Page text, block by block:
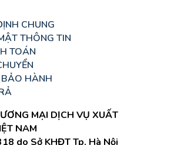
CHUNG
THÔNG TIN
TOÁN
BẢO HÀNH
MẠI DỊCH VỤ XUẤT
NAM
do Sở KHĐT Tp. Hà Nội